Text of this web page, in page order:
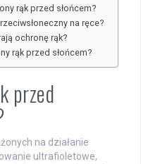
rąk przed słońcem?
na ręce?
ochronę rąk?
rąk przed słońcem?
przed
na działanie
ultrafioletowe,